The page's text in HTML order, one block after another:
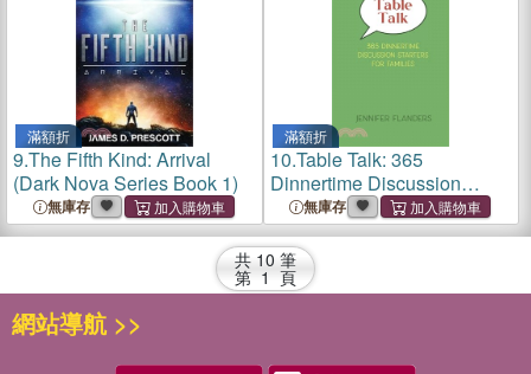
滿額折
9.The Fifth Kind: Arrival
(Dark Nova Series Book 1)
無庫存
滿額折
10.Table Talk: 365
Dinnertime Discussion
Starters for Families
無庫存
共 10 筆
第 1 頁
網站導航 >>